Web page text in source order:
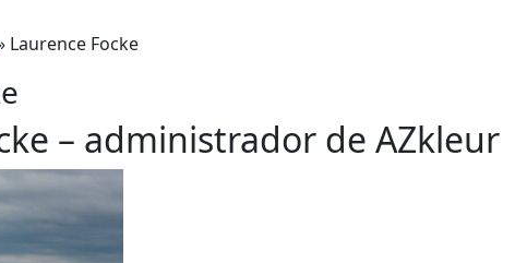
Laurence Focke
– administrador de AZkleur